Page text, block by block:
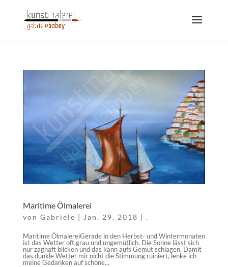
Maritime Ölmalerei
von Gabriele | Jan. 29, 2018 | .
Maritime ÖlmalereiGerade in den Herbst- und Wintermonaten
ist das Wetter oft grau und ungemütlich. Die Sonne lässt sich
nur zaghaft blicken und das kann aufs Gemüt schlagen. Damit
das dunkle Wetter mir nicht die Stimmung ruiniert, lenke ich
meine Gedanken auf schöne...